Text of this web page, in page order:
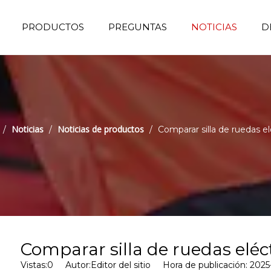
PRODUCTOS PREGUNTAS NOTICIAS
/ Noticias / Noticias de productos / Comparar silla de ruedas
Comparar silla de ruedas
Vistas:0 Autor:Editor del sitio Hora de publicación: